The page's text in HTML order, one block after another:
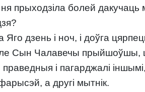
прыходзіла болей дакучаць
дзень і ноч, і доўга
Сын Чалавечы прыйшоўшы,
і пагарджалі
а другі мытнік.